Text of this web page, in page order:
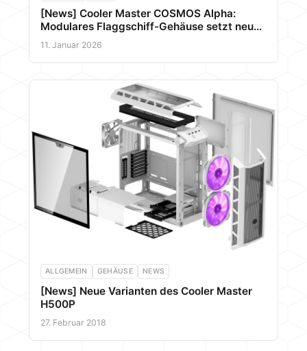
[News] Cooler Master COSMOS Alpha:
Modulares Flaggschiff-Gehäuse setzt neue
Maßstäbe bei Layout und Kühlung
11. Januar 2026
ALLGEMEIN GEHÄUSE NEWS
[News] Neue Varianten des Cooler Master
H500P
27. Februar 2018